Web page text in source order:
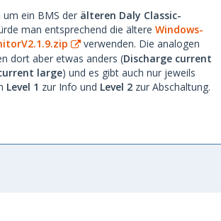
ein BMS der älteren Daly Classic-
man entsprechend die ältere Windows-
verwenden. Die analogen
dort aber etwas anders (Discharge current
large) und es gibt auch nur jeweils
Level 1 zur Info und Level 2 zur Abschaltung.